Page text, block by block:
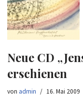
Neue CD
erschienen
von admin 16. Mai 2009